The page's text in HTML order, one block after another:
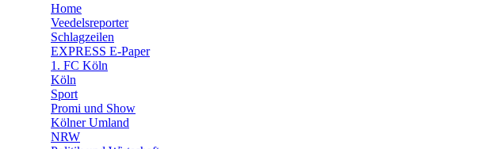
🛒 Shoppingwelt
🧩 Spiele
Home
Veedelsreporter
Schlagzeilen
EXPRESS E-Paper
1. FC Köln
Köln
Sport
Promi und Show
Kölner Umland
NRW